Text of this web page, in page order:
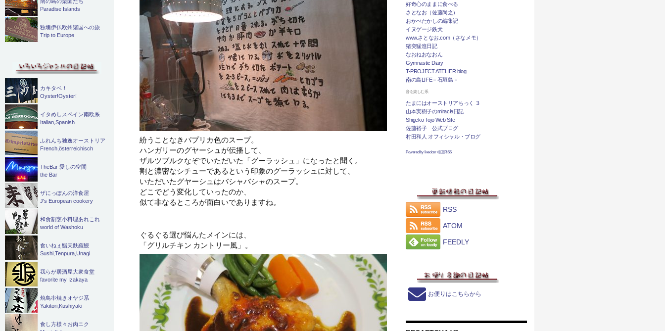
紛うことなきパプリカ色のスープ。
ハンガリーのグヤーシュが伝播して、
ザルツブルクなぞでいただいた「グーラッシュ」になったと聞く。
割と濃密なシチューであるという印象のグーラッシュに対して、
いただいたグヤーシュはバシャバシャのスープ。
どこでどう変化していったのか、
似て非なるところが面白いでありますね。
ぐるぐる選び悩んたメインには、
「グリルチキン カントリー風」。
好奇心のままに食べる
さとなお（佐藤尚之）
おかべたかしの編集記
イヌゲージ鉄犬
www.さとなお.com（さなメモ）
猪突猛進日記
なおねおなおん
Gymnastic Diary
T-PROJECT ATELIER blog
南の島LIFE－石垣島－
音を楽しむ系
たまにはオーストリアちっく ３
山本実樹子のmiracle日記
Shigeko Tojo Web Site
佐藤裕子 公式ブログ
村田和人 オフィシャル・ブログ
Powered by livedoor 相互RSS
RSS
ATOM
FEEDLY
お便りはこちらから
Paradise Islands
独墺伊仏欧州諸国への旅
Trip to Europe
カキタベ！
Oyster!Oyster!
イタめしスペイン南欧系
Italian,Spanish
ふれんち独逸オーストリア
French,österreichisch
TheBar 愛しの空間
the Bar
ザにっぽんの洋食屋
J's European cookery
和食割烹小料理あれこれ
world of Washoku
食いねぇ鮨天麩羅鰻
Sushi,Tenpura,Unagi
我らが居酒屋大衆食堂
favorite my Izakaya
焼鳥串焼きオヤジ系
Yakitori,Kushiyaki
食し方様々お肉ニク